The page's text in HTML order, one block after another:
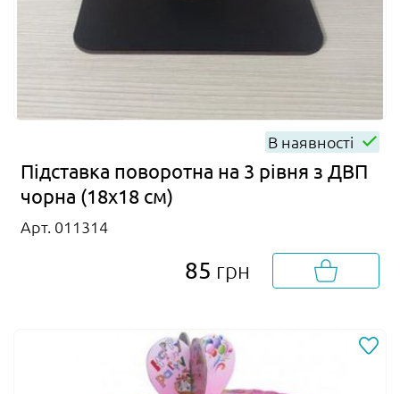
В наявності
Підставка поворотна на 3 рівня з ДВП
чорна (18х18 см)
Арт. 011314
85 грн